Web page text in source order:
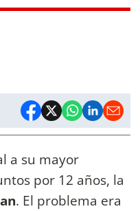
a su mayor
por 12 años, la
. El problema era